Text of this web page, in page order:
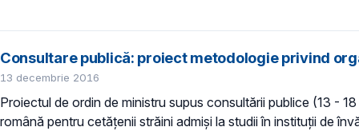
Consultare publică: proiect metodologie privind
13 decembrie 2016
Proiectul de ordin de ministru supus consultării publice (13 -
română pentru cetățenii străini admiși la studii în instituții de